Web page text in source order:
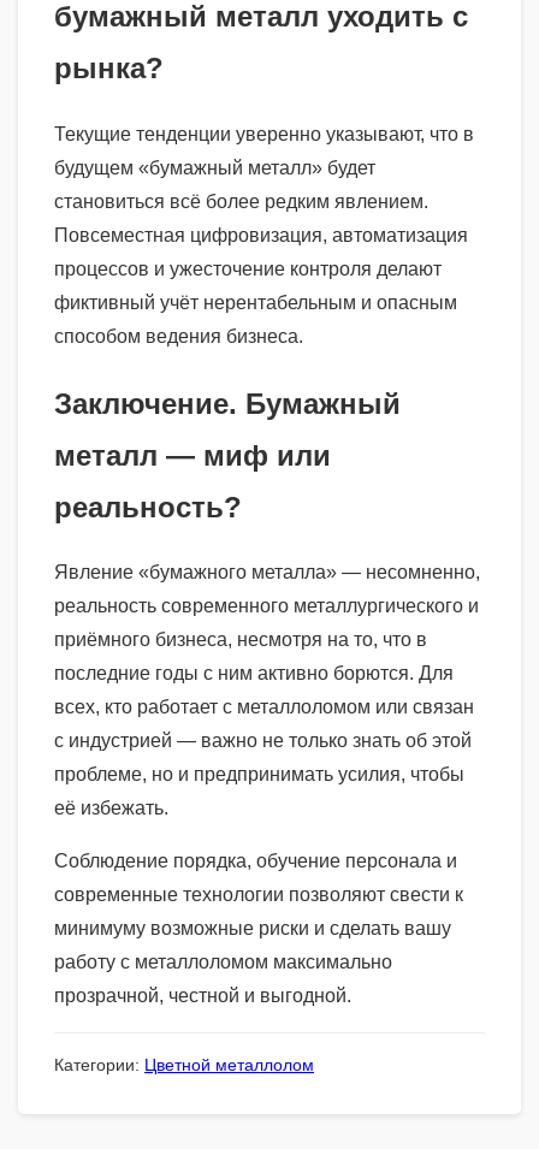
бумажный металл уходить с
рынка?
Текущие тенденции уверенно указывают, что в
будущем «бумажный металл» будет
становиться всё более редким явлением.
Повсеместная цифровизация, автоматизация
процессов и ужесточение контроля делают
фиктивный учёт нерентабельным и опасным
способом ведения бизнеса.
Заключение. Бумажный
металл — миф или
реальность?
Явление «бумажного металла» — несомненно,
реальность современного металлургического и
приёмного бизнеса, несмотря на то, что в
последние годы с ним активно борются. Для
всех, кто работает с металлоломом или связан
с индустрией — важно не только знать об этой
проблеме, но и предпринимать усилия, чтобы
её избежать.
Соблюдение порядка, обучение персонала и
современные технологии позволяют свести к
минимуму возможные риски и сделать вашу
работу с металлоломом максимально
прозрачной, честной и выгодной.
Категории: Цветной металлолом